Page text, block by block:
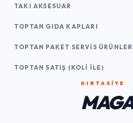
TAKI AKSESUAR
TOPTAN GIDA KAPLARI
TOPTAN PAKET SERVIS
TOPTAN SATIŞ (KOLI İLE)
KIRTASİYE